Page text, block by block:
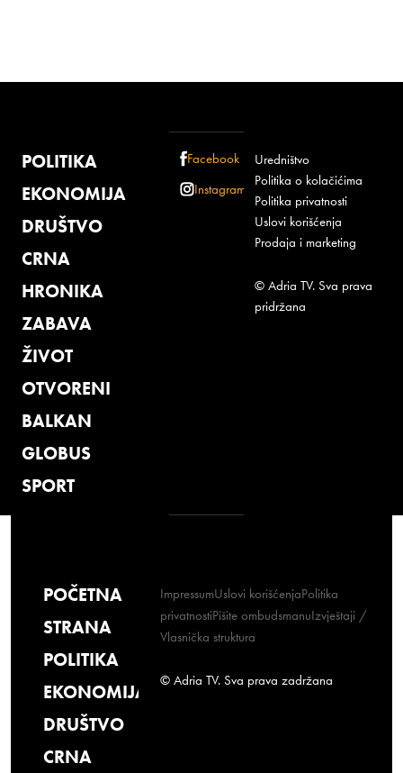
POLITIKA
EKONOMIJA
DRUŠTVO
CRNA
HRONIKA
ZABAVA
ŽIVOT
OTVORENI
BALKAN
GLOBUS
SPORT
Facebook
Instagram
Uredništvo
Politika o kolačićima
Politika privatnosti
Uslovi korišćenja
Prodaja i marketing
© Adria TV. Sva prava
pridržana
POČETNA
STRANA
POLITIKA
EKONOMIJA
DRUŠTVO
CRNA
ImpressumUslovi korišćenjaPolitika
privatnostiPišite ombudsmanuIzvještaji /
Vlasnička struktura
© Adria TV. Sva prava zadržana